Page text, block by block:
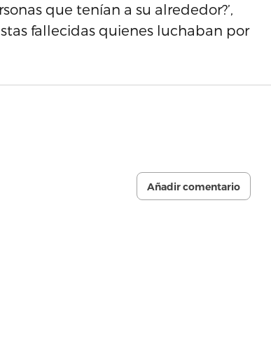
que tenían a su alrededor?’,
fallecidas quienes luchaban por
Añadir comentario